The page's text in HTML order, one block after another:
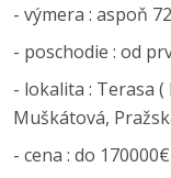
- výmera : aspoň
- poschodie : od
- lokalita : Terasa
Muškátová,
- cena : do 170000€